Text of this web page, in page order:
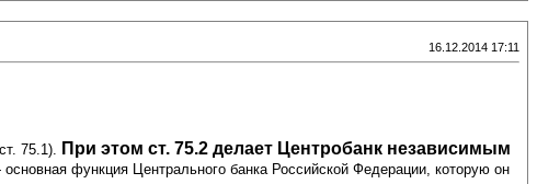
16.12.2014 17:11
75.1). При этом ст. 75.2 делает Центробанк независимым
функция Центрального банка Российской Федерации, которую он